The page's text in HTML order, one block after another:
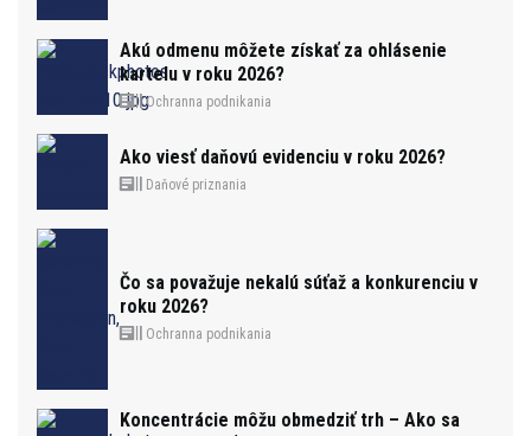
Akú odmenu môžete získať za ohlásenie
kartelu v roku 2026?
Ochranna podnikania
Ako viesť daňovú evidenciu v roku 2026?
Daňové priznania
Čo sa považuje nekalú súťaž a konkurenciu v
roku 2026?
Ochranna podnikania
Koncentrácie môžu obmedziť trh – Ako sa